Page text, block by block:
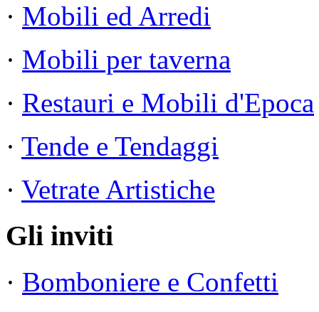
· Mobili ed Arredi
· Mobili per taverna
· Restauri e Mobili d'Epoca
· Tende e Tendaggi
· Vetrate Artistiche
Gli inviti
· Bomboniere e Confetti